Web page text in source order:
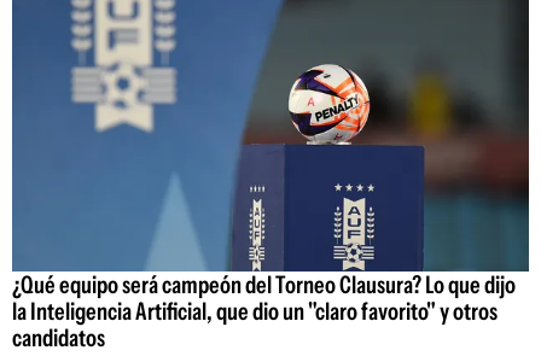
¿Qué equipo será campeón del Torneo Clausura? Lo que dijo
la Inteligencia Artificial, que dio un "claro favorito" y otros
candidatos